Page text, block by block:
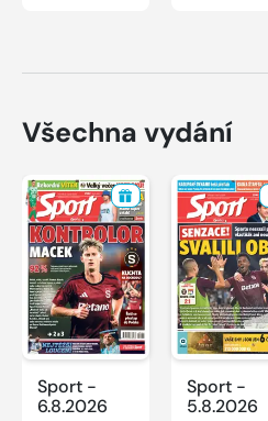
Všechna vydání
Sport -
6.8.2026
Sport -
5.8.2026